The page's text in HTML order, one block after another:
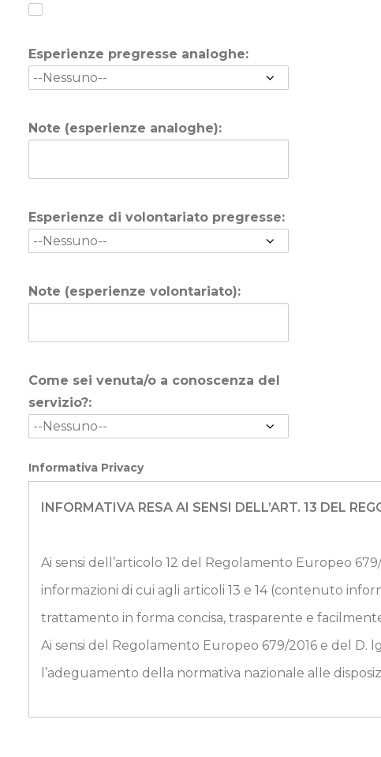
Esperienze pregresse analoghe:
Note (esperienze analoghe):
Esperienze di volontariato pregresse:
Note (esperienze volontariato):
Come sei venuta/o a conoscenza del
servizio?:
Informativa Privacy
INFORMATIVA RESA AI SENSI DELL’ART. 13 DEL
Ai sensi dell’articolo 12 del Regolamento Europeo
informazioni di cui agli articoli 13 e 14 (contenuto
trattamento in forma concisa, trasparente e
Ai sensi del Regolamento Europeo 679/2016 e del D.
l’adeguamento della normativa nazionale alle